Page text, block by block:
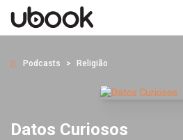
Podcasts Religião
Datos Curiosos